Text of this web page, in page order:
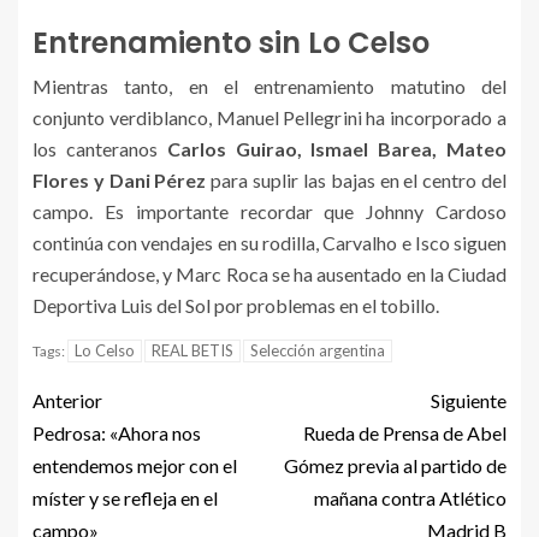
Entrenamiento sin Lo Celso
Mientras tanto, en el entrenamiento matutino del
conjunto verdiblanco, Manuel Pellegrini ha incorporado a
los canteranos Carlos Guirao, Ismael Barea, Mateo
Flores y Dani Pérez para suplir las bajas en el centro del
campo. Es importante recordar que Johnny Cardoso
continúa con vendajes en su rodilla, Carvalho e Isco siguen
recuperándose, y Marc Roca se ha ausentado en la Ciudad
Deportiva Luis del Sol por problemas en el tobillo.
Tags: Lo Celso REAL BETIS Selección argentina
Anterior
Pedrosa: «Ahora nos
entendemos mejor con el
míster y se refleja en el
campo»
Siguiente
Rueda de Prensa de Abel
Gómez previa al partido de
mañana contra Atlético
Madrid B